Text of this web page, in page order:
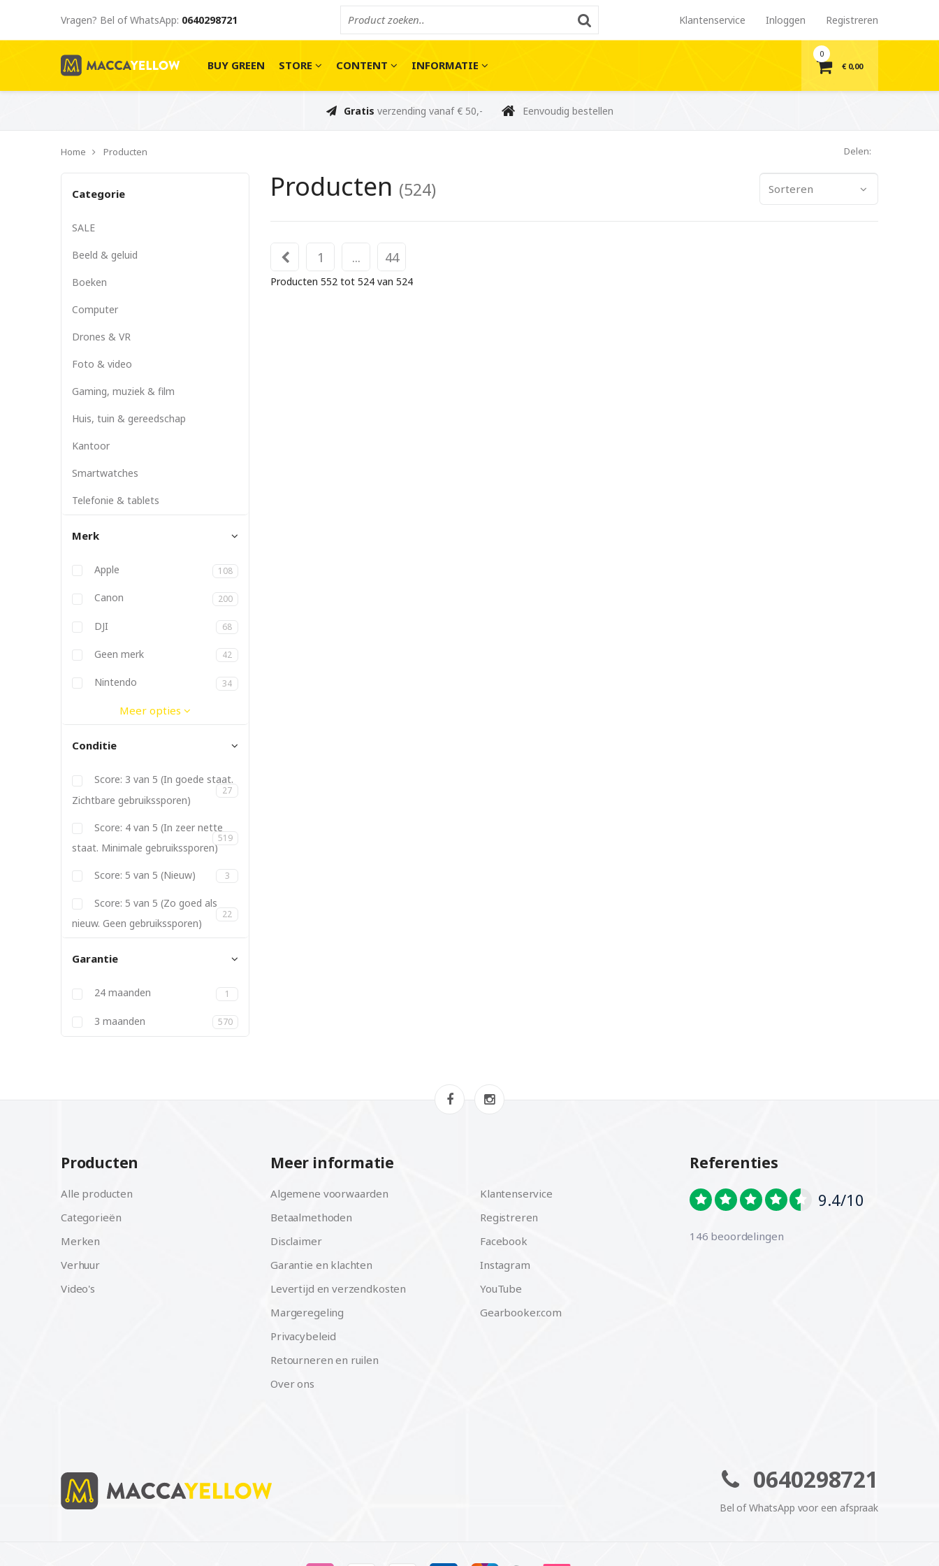
Vragen? Bel of WhatsApp: 0640298721 Klantenservice Inloggen Registreren
BUY GREEN STORE CONTENT INFORMATIE
0
€ 0,00
Gratis verzending vanaf € 50,- Eenvoudig bestellen
Home Producten Delen:
Categorie
SALE
Beeld & geluid
Boeken
Computer
Drones & VR
Foto & video
Gaming, muziek & film
Huis, tuin & gereedschap
Kantoor
Smartwatches
Telefonie & tablets
Merk
Anbernic
Apple 108
Atlona
Aukey
Backbone
Belkin
BizLink
Blackmagic
Bose
Canon 200
DJI 68
Dymo
Elgato
Ergotron
Fitbit
Geen merk 42
Gitzo
Godox
JBL
Joby
Kanex
Kata
Kenko
Lowepro
Manfrotto
Metz
Nikon
Nintendo 34
Panasonic
PGYTech
Philips
Pioneer
PolarPro
Promise
SanDisk
Satechi
Sigma
Soligor
Sonnet
Tamron
Tokina
Twelve South
Vanguard
YongnuoMeer opties
Conditie
Score: 3 van 5 (In goede staat.
Zichtbare gebruikssporen)
27
Score: 4 van 5 (In zeer nette
staat. Minimale gebruikssporen)
519
Score: 5 van 5 (Nieuw) 3
Score: 5 van 5 (Zo goed als
nieuw. Geen gebruikssporen)
22
Garantie
24 maanden 1
3 maanden 570
Sorteren
Producten (524)
1 ... 44
Producten 552 tot 524 van 524
Producten
Alle producten
Categorieën
Merken
Verhuur
Video's
Meer informatie
Algemene voorwaarden
Betaalmethoden
Disclaimer
Garantie en klachten
Levertijd en verzendkosten
Margeregeling
Privacybeleid
Retourneren en ruilen
Over ons
Klantenservice
Registreren
Facebook
Instagram
YouTube
Gearbooker.com
Referenties
9.4/10
146 beoordelingen
0640298721
Bel of WhatsApp voor een afspraak